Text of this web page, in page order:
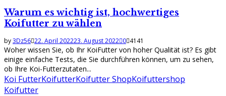
Warum es wichtig ist, hochwertiges
Koifutter zu wählen
by3Dz56 22. April 202223. August 2022 0 4141
Woher wissen Sie, ob Ihr KoiFutter von hoher Qualität ist? Es gibt
einige einfache Tests, die Sie durchführen können, um zu sehen,
ob Ihre Koi-Futterzutaten...
Koi FutterKoifutterKoifutter ShopKoifuttershop
Koifutter